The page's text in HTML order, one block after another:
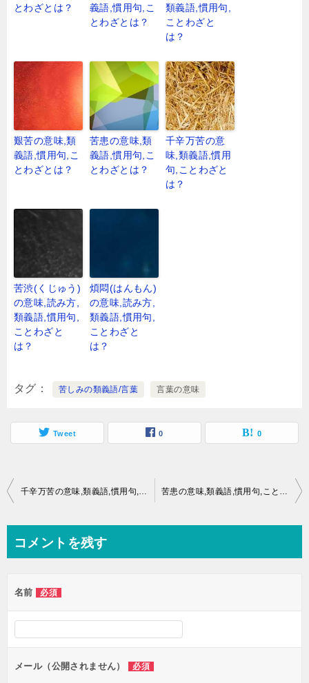
とわざとは？
義語,慣用句,こ
とわざとは？
類義語,慣用句,
ことわざと
は？
艱苦の意味,類
義語,慣用句,こ
とわざとは？
苦患の意味,類
義語,慣用句,こ
とわざとは？
千辛万苦の意
味,類義語,慣用
句,ことわざと
は？
苦渋(くじゅう)
の意味,読み方,
類義語,慣用句,
ことわざと
は？
煩悶(はんもん)
の意味,読み方,
類義語,慣用句,
ことわざと
は？
タグ 苦しみの類義語/言葉 言葉の意味
Tweet 0 0
投
ビ
ー
シ
ン
千辛万苦の意味,類義語,慣用句,ことわざとは？ 苦患の意味,類義語,慣用句,ことわざとは？
コメントを残す
名前 必須
メール（公開されません） 必須